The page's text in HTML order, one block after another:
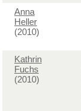
Anna
Heller
(2010)
Kathrin
Fuchs
(2010)